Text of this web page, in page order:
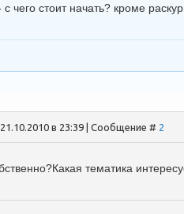
с чего стоит начать? кроме
в 23:39 | Сообщение # 2
тематика